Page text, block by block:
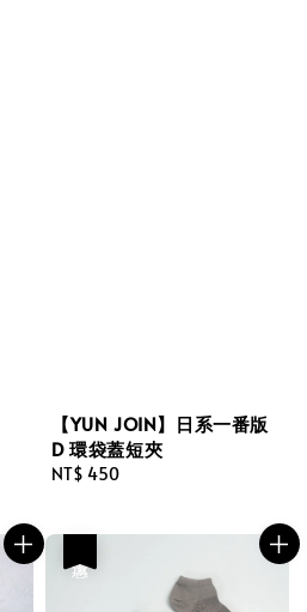
【YUN JOIN】日系一番版
D 環袋蓋短夾
Regular
NT$ 450